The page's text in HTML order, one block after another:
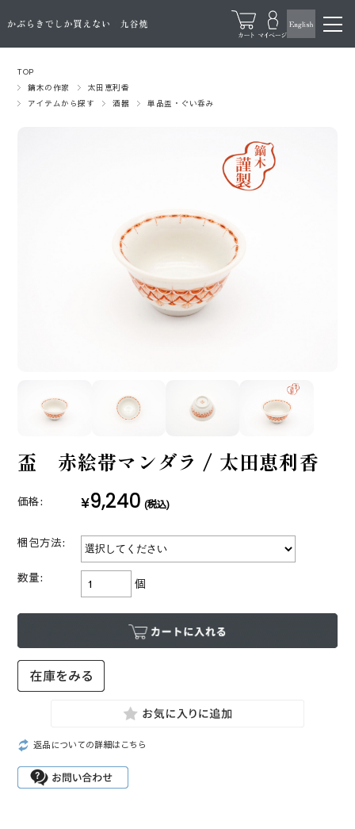
TOP
鏑木の作家
太田恵利香
アイテムから探す
酒器 単品盃・ぐい呑み
盃 赤絵帯マンダラ / 太田恵利香
価格: ¥9,240 (税込)
梱包方法:
数量: 個
返品についての詳細はこちら